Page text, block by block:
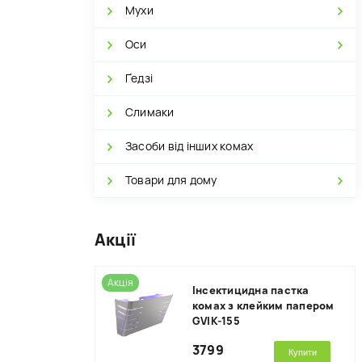
Мухи
Оси
Ґедзі
Слимаки
Засоби від інших комах
Товари для дому
Акції
Акція
Інсектицидна пастка
комах з клейким папером
GVIK-155
3799
Купити